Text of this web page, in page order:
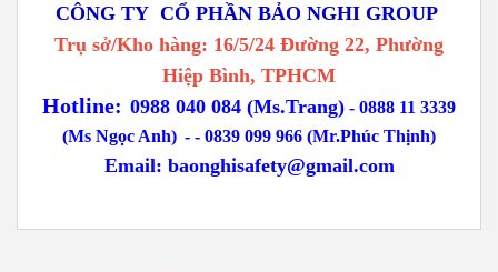
CÔNG TY CỔ PHẦN BẢO NGHI GROUP
Trụ sở/Kho hàng: 16/5/24 Đường 22, Phường
Hiệp Bình, TPHCM
Hotline: 0988 040 084 (Ms.Trang) - 0888 11 3339
(Ms Ngọc Anh) - - 0839 099 966 (Mr.Phúc Thịnh)
Email: baonghisafety@gmail.com